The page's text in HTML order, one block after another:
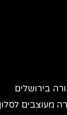
בירושלים
מעוצבים לסלון